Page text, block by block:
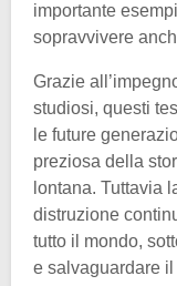
importante
sopravvivere
Grazie
studiosi, questi
le future
preziosa della
lontana. Tuttavia
distruzione
tutto il mondo,
e salvaguardare il